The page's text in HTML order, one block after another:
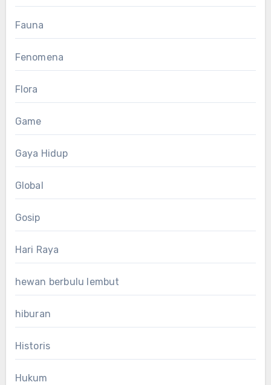
Fauna
Fenomena
Flora
Game
Gaya Hidup
Global
Gosip
Hari Raya
hewan berbulu lembut
hiburan
Historis
Hukum